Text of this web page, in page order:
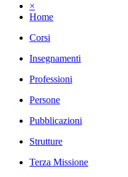
×
Home
Corsi
Insegnamenti
Professioni
Persone
Pubblicazioni
Strutture
Terza Missione